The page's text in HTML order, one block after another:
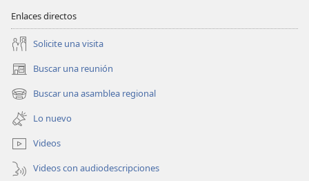
Enlaces directos
Solicite una visita
Buscar una reunión
(abre
una
nueva
ventana)
Buscar una asamblea regional
(abre
una
nueva
ventana)
Lo nuevo
Videos
Videos con audiodescripciones